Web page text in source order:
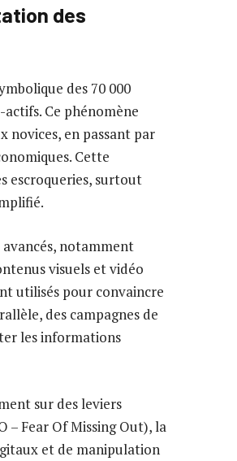
des
des 70 000
Ce phénomène
novices, en passant par
Cette
escroqueries, surtout
notamment
visuels et vidéo
utilisés pour convaincre
des campagnes de
les informations
sur des leviers
– Fear Of Missing Out), la
et de manipulation